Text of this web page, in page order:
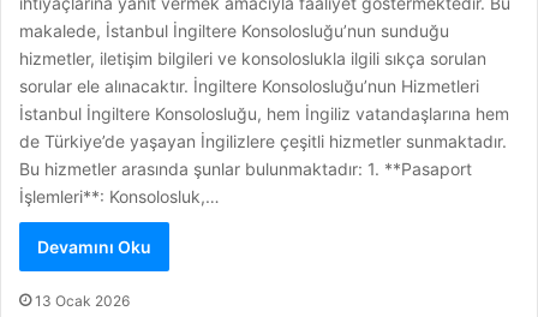
makalede, İstanbul İngiltere Konsolosluğu’nun sunduğu
hizmetler, iletişim bilgileri ve konsoloslukla ilgili sıkça sorulan
sorular ele alınacaktır. İngiltere Konsolosluğu’nun Hizmetleri
İstanbul İngiltere Konsolosluğu, hem İngiliz vatandaşlarına hem
de Türkiye’de yaşayan İngilizlere çeşitli hizmetler sunmaktadır.
Bu hizmetler arasında şunlar bulunmaktadır: 1. **Pasaport
İşlemleri**: Konsolosluk,…
Devamını Oku
13 Ocak 2026